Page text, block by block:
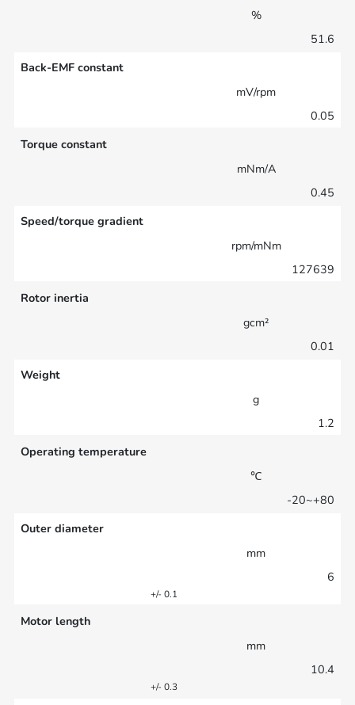
%
51.6
Back-EMF constant
mV/rpm
0.05
Torque constant
mNm/A
0.45
Speed/torque gradient
rpm/mNm
127639
Rotor inertia
gcm²
0.01
Weight
g
1.2
Operating temperature
℃
-20~+80
Outer diameter
mm
6
+/- 0.1
Motor length
mm
10.4
+/- 0.3